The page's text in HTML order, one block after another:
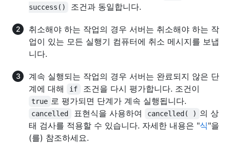
success()
조건과 동일합니다.
취소해야 하는 작업의 경우 서버는 취소해야 하는 작
업이 있는 모든 실행기 컴퓨터에 취소 메시지를 보냅
니다.
계속 실행되는 작업의 경우 서버는 완료되지 않은 단
계에 대해
if 조건을 다시 평가합니다. 조건이
true 로 평가되면 단계가 계속 실행됩니다.
cancelled 표현식을 사용하여 cancelled( ) 의 상
태 검사를 적용할 수 있습니다. 자세한 내용은 "식"을
(를) 참조하세요.